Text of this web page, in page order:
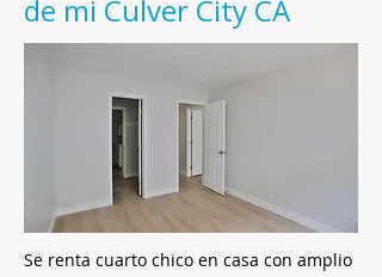
de mi Culver City CA
Se renta cuarto chico en casa con amplio